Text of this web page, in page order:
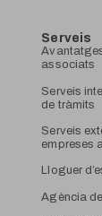
Serveis
associats
Serveis
de tràmits
Serveis
empreses
Lloguer
Agència